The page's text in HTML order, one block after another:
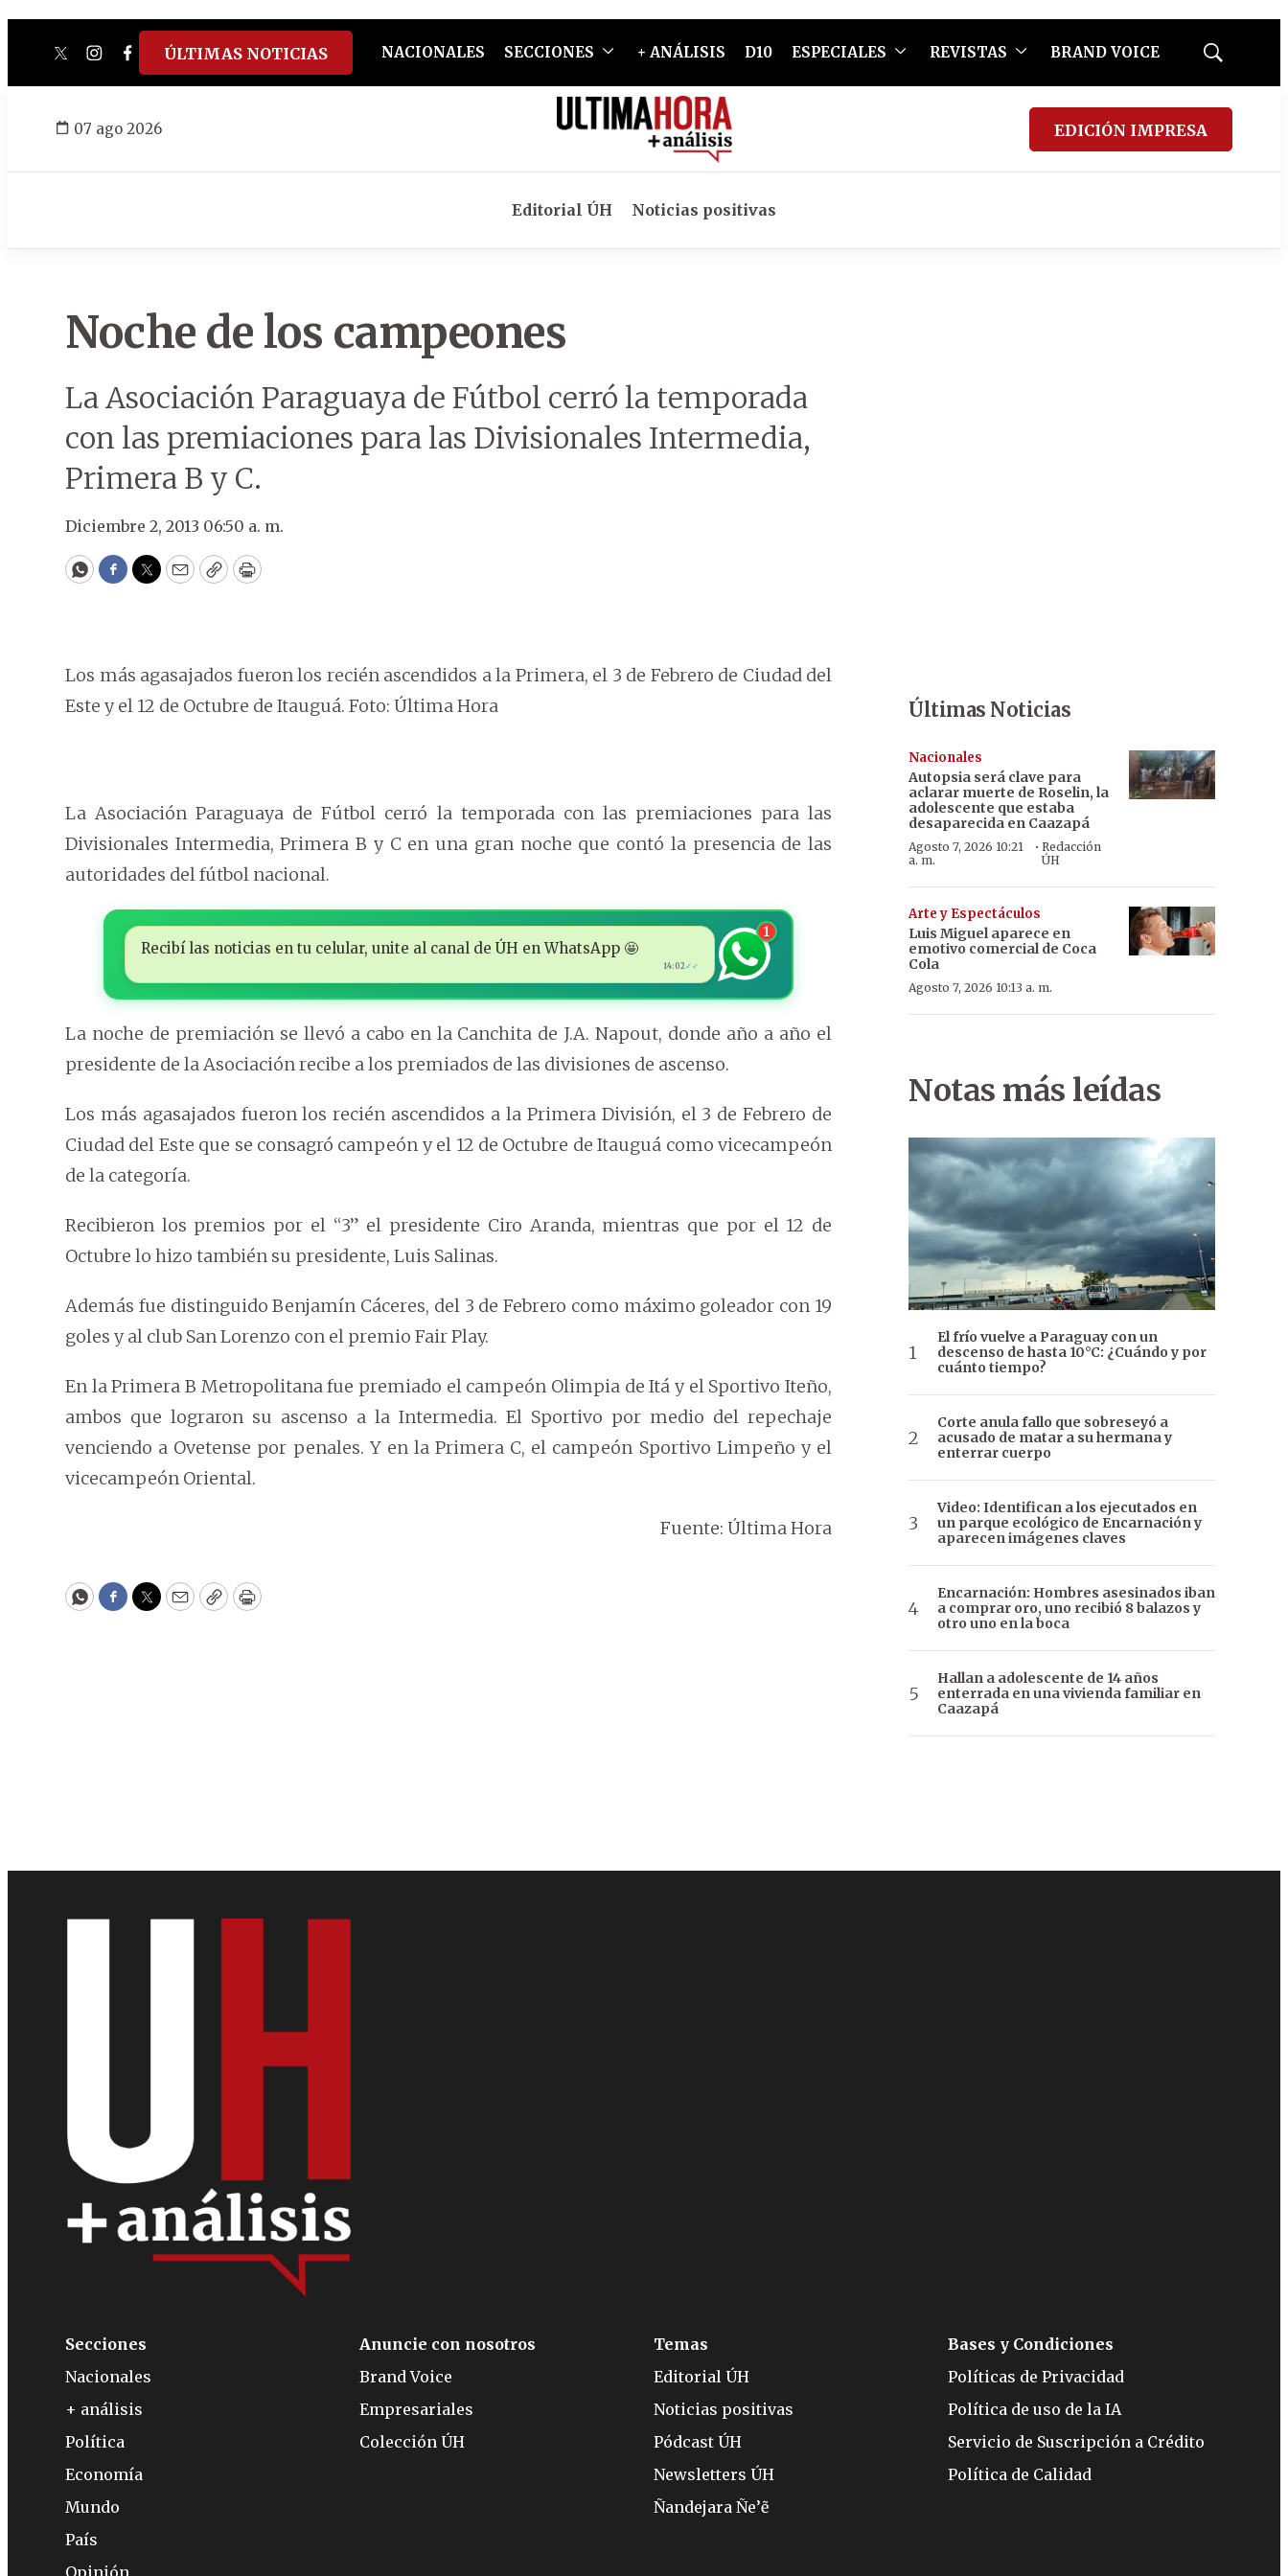
twitterinstagram
facebook
tiktokyoutube
spotify
ÚLTIMAS NOTICIAS NACIONALES SECCIONES + ANÁLISIS D10 ESPECIALES REVISTAS BRAND VOICE
Mostrar
07 ago 2026 EDICIÓN IMPRESA
Editorial ÚH Noticias positivas
Noche de los campeones
La Asociación Paraguaya de Fútbol cerró la temporada
con las premiaciones para las Divisionales Intermedia,
Primera B y C.
Diciembre 2, 2013 06:50 a. m.
WhatsApp
Facebook
Twitter
EmailCopyPrint
Los más agasajados fueron los recién ascendidos a la Primera, el 3 de Febrero de Ciudad del
Este y el 12 de Octubre de Itauguá. Foto: Última Hora
La Asociación Paraguaya de Fútbol cerró la temporada con las premiaciones para las
Divisionales Intermedia, Primera B y C en una gran noche que contó la presencia de las
autoridades del fútbol nacional.
Recibí las noticias en tu celular, unite al canal de ÚH en WhatsApp 🤩
14:02✓✓
1
La noche de premiación se llevó a cabo en la Canchita de J.A. Napout, donde año a año el
presidente de la Asociación recibe a los premiados de las divisiones de ascenso.
Los más agasajados fueron los recién ascendidos a la Primera División, el 3 de Febrero de
Ciudad del Este que se consagró campeón y el 12 de Octubre de Itauguá como vicecampeón
de la categoría.
Recibieron los premios por el “3” el presidente Ciro Aranda, mientras que por el 12 de
Octubre lo hizo también su presidente, Luis Salinas.
Además fue distinguido Benjamín Cáceres, del 3 de Febrero como máximo goleador con 19
goles y al club San Lorenzo con el premio Fair Play.
En la Primera B Metropolitana fue premiado el campeón Olimpia de Itá y el Sportivo Iteño,
ambos que lograron su ascenso a la Intermedia. El Sportivo por medio del repechaje
venciendo a Ovetense por penales. Y en la Primera C, el campeón Sportivo Limpeño y el
vicecampeón Oriental.
Fuente: Última Hora
WhatsApp
Facebook
Twitter
EmailCopyPrint
Últimas Noticias
Nacionales
Autopsia será clave para
aclarar muerte de Roselin, la
adolescente que estaba
desaparecida en Caazapá
Agosto 7, 2026 10:21
a. m.
· Redacción
ÚH
Arte y Espectáculos
Luis Miguel aparece en
emotivo comercial de Coca
Cola
Agosto 7, 2026 10:13 a. m.
Notas más leídas
El frío vuelve a Paraguay con un
descenso de hasta 10°C: ¿Cuándo y por
cuánto tiempo?
Corte anula fallo que sobreseyó a
acusado de matar a su hermana y
enterrar cuerpo
Video: Identifican a los ejecutados en
un parque ecológico de Encarnación y
aparecen imágenes claves
Encarnación: Hombres asesinados iban
a comprar oro, uno recibió 8 balazos y
otro uno en la boca
Hallan a adolescente de 14 años
enterrada en una vivienda familiar en
Caazapá
Secciones
Nacionales
+ análisis
Política
Economía
Mundo
País
Anuncie con nosotros
Brand Voice
Empresariales
Colección ÚH
Temas
Editorial ÚH
Noticias positivas
Pódcast ÚH
Newsletters ÚH
Ñandejara Ñe’ẽ
Bases y Condiciones
Políticas de Privacidad
Política de uso de la IA
Servicio de Suscripción a Crédito
Política de Calidad